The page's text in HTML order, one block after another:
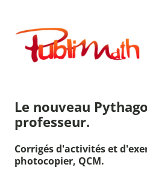
contenu
Publimath
Le nouveau
professeur.
Corrigés d'activités et
photocopier, QCM.